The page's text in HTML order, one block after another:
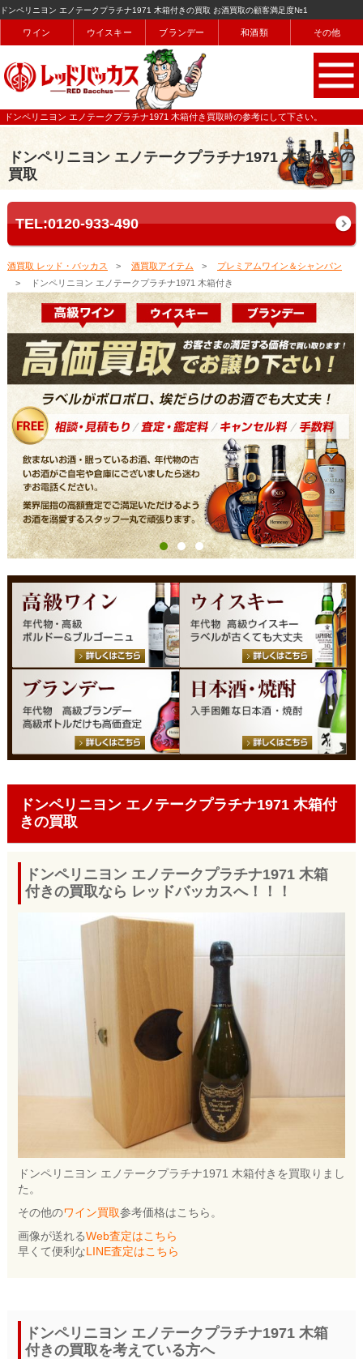
ドンペリニヨン エノテークプラチナ1971 木箱付きの買取 お酒買取の顧客満足度№1
ワイン ウイスキー ブランデー 和酒類 その他
ドンペリニヨン エノテークプラチナ1971 木箱付き買取時の参考にして下さい。
ドンペリニヨン エノテークプラチナ1971 木箱付きの
買取
TEL:0120-933-490
酒買取 レッド・バッカス 酒買取アイテム
プレミアムワイン＆シャンパン
ドンペリニヨン エノテークプラチナ1971 木箱付き
ドンペリニヨン エノテークプラチナ1971 木箱付
きの買取
ドンペリニヨン エノテークプラチナ1971 木箱
付きの買取なら レッドバッカスへ！！！
ドンペリニヨン エノテークプラチナ1971 木箱付きを買取りまし
た。
その他のワイン買取参考価格はこちら。
画像が送れるWeb査定はこちら
早くて便利なLINE査定はこちら
ドンペリニヨン エノテークプラチナ1971 木箱
付きの買取を考えている方へ